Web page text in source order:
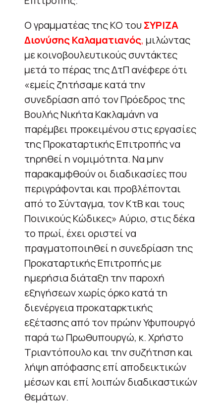
Ο γραμματέας της ΚΟ του ΣΥΡΙΖΑ
Διονύσης Καλαματιανός, μιλώντας
με κοινοβουλευτικούς συντάκτες
μετά το πέρας της ΔτΠ ανέφερε ότι
«εμείς ζητήσαμε κατά την
συνεδρίαση από τον Πρόεδρος της
Βουλής Νικήτα Κακλαμάνη να
παρέμβει προκειμένου στις εργασίες
της Προκαταρτικής Επιτροπής να
τηρηθεί η νομιμότητα. Να μην
παρακαμφθούν οι διαδικασίες που
περιγράφονται και προβλέπονται
από το Σύνταγμα, τον ΚτΒ και τους
Ποινικούς Κώδικες» Αύριο, στις δέκα
το πρωί, έχει οριστεί να
πραγματοποιηθεί η συνεδρίαση της
Προκαταρτικής Επιτροπής με
ημερήσια διάταξη την παροχή
εξηγήσεων χωρίς όρκο κατά τη
διενέργεια προκαταρκτικής
εξέτασης από τον πρώην Υφυπουργό
παρά τω Πρωθυπουργώ, κ. Χρήστο
Τριαντόπουλο και την συζήτηση και
λήψη απόφασης επί αποδεικτικών
μέσων και επί λοιπών διαδικαστικών
θεμάτων.